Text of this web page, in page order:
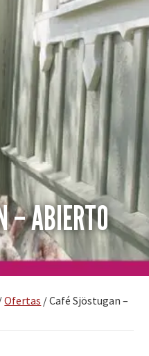
– ABIERTO
Ofertas /Café Sjöstugan –